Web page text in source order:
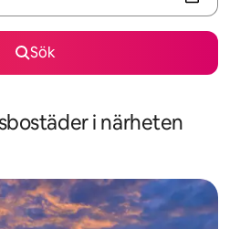
Sök
i närheten